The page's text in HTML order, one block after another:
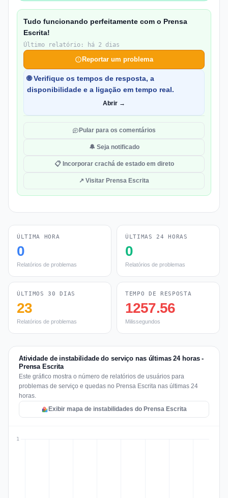
Tudo funcionando perfeitamente com o Prensa
Escrita!
Último relatório: há 2 dias
Reportar um problema
🌐 Verifique os tempos de resposta, a
disponibilidade e a ligação em tempo real.
Abrir →
Pular para os comentários
🔔 Seja notificado
📋 Incorporar crachá de estado em direto
↗ Visitar Prensa Escrita
ÚLTIMA HORA
0
Relatórios de problemas
ÚLTIMAS 24 HORAS
0
Relatórios de problemas
ÚLTIMOS 30 DIAS
23
Relatórios de problemas
TEMPO DE RESPOSTA
1257.56
Milissegundos
Atividade de instabilidade do serviço nas últimas 24 horas -
Prensa Escrita
Este gráfico mostra o número de relatórios de usuários para
problemas de serviço e quedas no Prensa Escrita nas últimas 24
horas.
Exibir mapa de instabilidades do Prensa Escrita